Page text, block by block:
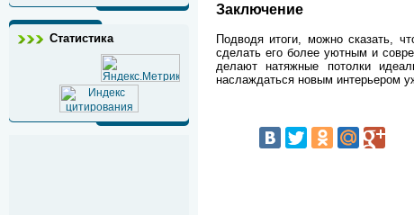
Статистика
Заключение
Подводя итоги, можно сказать,
сделать его более уютным и
делают натяжные потолки
наслаждаться новым интерьером